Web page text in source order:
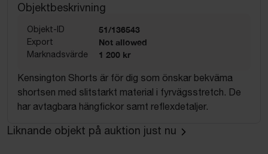
Objektbeskrivning
Objekt-ID 51/136543
Export Not allowed
Marknadsvärde 1 200 kr
Kensington Shorts är för dig som önskar bekväma
shortsen med slitstarkt material i fyrvägsstretch. De
har avtagbara hängfickor samt reflexdetaljer.
Liknande objekt på auktion just nu